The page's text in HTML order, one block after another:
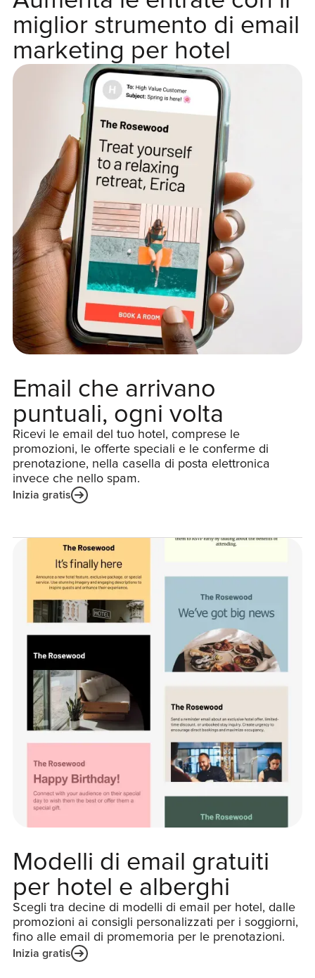
miglior strumento di email
marketing per hotel
Email che arrivano
puntuali, ogni volta
Ricevi le email del tuo hotel, comprese le
promozioni, le offerte speciali e le conferme di
prenotazione, nella casella di posta elettronica
invece che nello spam.
Inizia gratis
Modelli di email gratuiti
per hotel e alberghi
Scegli tra decine di modelli di email per hotel, dalle
promozioni ai consigli personalizzati per i soggiorni,
fino alle email di promemoria per le prenotazioni.
Inizia gratis